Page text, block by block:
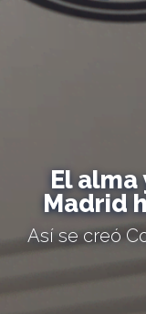
El alma
Madrid
Así se creó